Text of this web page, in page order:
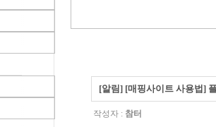
[알림] [매핑사이트 사용법]
작성자 : 참터